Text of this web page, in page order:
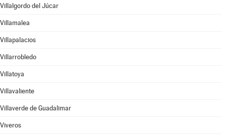
Villalgordo del Júcar
Villamalea
Villapalacios
Villarrobledo
Villatoya
Villavaliente
Villaverde de Guadalimar
Viveros